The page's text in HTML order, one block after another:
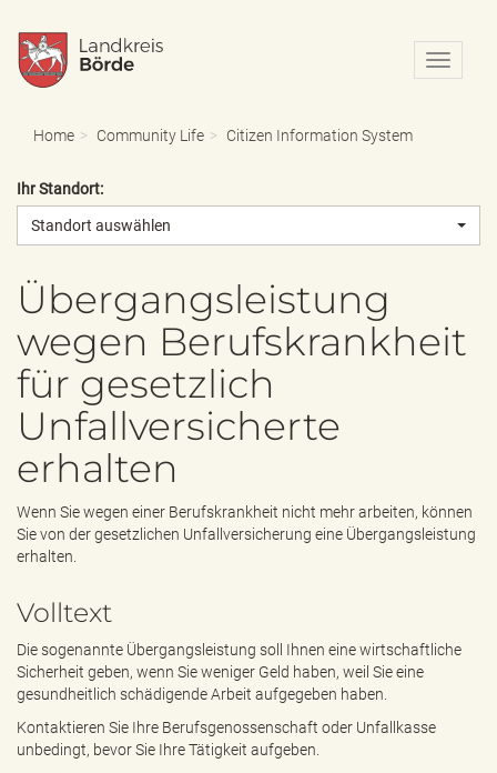
N
a
o
n
-
e
n
Home Community Life Citizen Information System
Ihr Standort:
Standort auswählen
Übergangsleistung
wegen Berufskrankheit
für gesetzlich
Unfallversicherte
erhalten
Wenn Sie wegen einer Berufskrankheit nicht mehr arbeiten, können
Sie von der gesetzlichen Unfallversicherung eine Übergangsleistung
erhalten.
Volltext
Die sogenannte Übergangsleistung soll Ihnen eine wirtschaftliche
Sicherheit geben, wenn Sie weniger Geld haben, weil Sie eine
gesundheitlich schädigende Arbeit aufgegeben haben.
Kontaktieren Sie Ihre Berufsgenossenschaft oder Unfallkasse
unbedingt, bevor Sie Ihre Tätigkeit aufgeben.